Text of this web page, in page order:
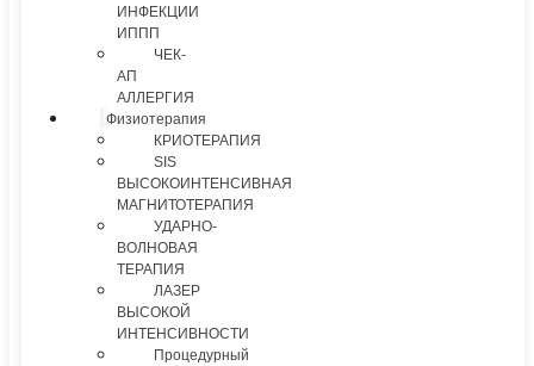
ИНФЕКЦИИ
ИППП
ЧЕК-
АП
АЛЛЕРГИЯ
Физиотерапия
КРИОТЕРАПИЯ
SIS
ВЫСОКОИНТЕНСИВНАЯ
МАГНИТОТЕРАПИЯ
УДАРНО-
ВОЛНОВАЯ
ТЕРАПИЯ
ЛАЗЕР
ВЫСОКОЙ
ИНТЕНСИВНОСТИ
Процедурный